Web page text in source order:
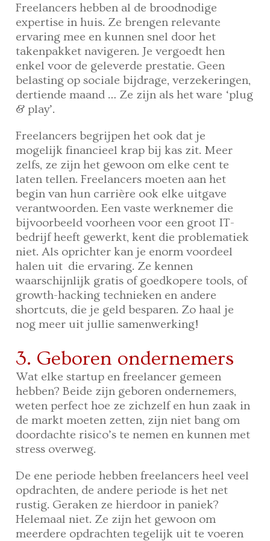
Freelancers hebben al de broodnodige
expertise in huis. Ze brengen relevante
ervaring mee en kunnen snel door het
takenpakket navigeren. Je vergoedt hen
enkel voor de geleverde prestatie. Geen
belasting op sociale bijdrage, verzekeringen,
dertiende maand … Ze zijn als het ware ‘plug
& play’.
Freelancers begrijpen het ook dat je
mogelijk financieel krap bij kas zit. Meer
zelfs, ze zijn het gewoon om elke cent te
laten tellen. Freelancers moeten aan het
begin van hun carrière ook elke uitgave
verantwoorden. Een vaste werknemer die
bijvoorbeeld voorheen voor een groot IT-
bedrijf heeft gewerkt, kent die problematiek
niet. Als oprichter kan je enorm voordeel
halen uit die ervaring. Ze kennen
waarschijnlijk gratis of goedkopere tools, of
growth-hacking technieken en andere
shortcuts, die je geld besparen. Zo haal je
nog meer uit jullie samenwerking!
3. Geboren ondernemers
Wat elke startup en freelancer gemeen
hebben? Beide zijn geboren ondernemers,
weten perfect hoe ze zichzelf en hun zaak in
de markt moeten zetten, zijn niet bang om
doordachte risico’s te nemen en kunnen met
stress overweg.
De ene periode hebben freelancers heel veel
opdrachten, de andere periode is het net
rustig. Geraken ze hierdoor in paniek?
Helemaal niet. Ze zijn het gewoon om
meerdere opdrachten tegelijk uit te voeren